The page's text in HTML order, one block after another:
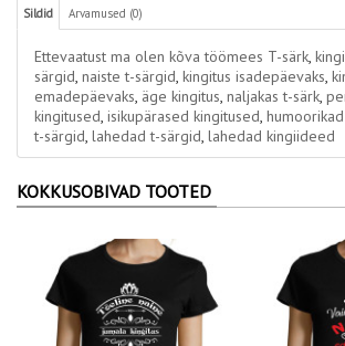
Sildid Arvamused (0)
Ettevaatust ma olen kõva töömees T-särk,
särgid, naiste t-särgid, kingitus isadepäevaks,
emadepäevaks, äge kingitus, naljakas t-särk,
kingitused, isikupärased kingitused,
t-särgid, lahedad t-särgid, lahedad kingiideed
KOKKUSOBIVAD TOOTED